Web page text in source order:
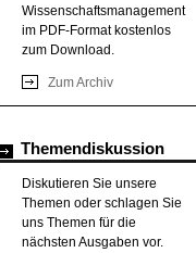
Wissenschaftsmanagement
im PDF-Format kostenlos
zum Download.
Zum Archiv
Themendiskussion
Diskutieren Sie unsere
Themen oder schlagen Sie
uns Themen für die
nächsten Ausgaben vor.